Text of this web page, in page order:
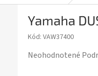
Yamaha
Kód: VAW37400
Priemerné
Neohodnotené